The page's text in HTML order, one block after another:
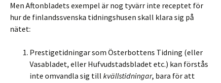
Men Aftonbladets exempel är nog tyvärr inte receptet för
hur de finlandssvenska tidningshusen skall klara sig på
nätet:
Prestigetidningar som Österbottens Tidning (eller
Vasabladet, eller Hufvudstadsbladet etc.) kan förstås
inte omvandla sig till kvällstidningar, bara för att